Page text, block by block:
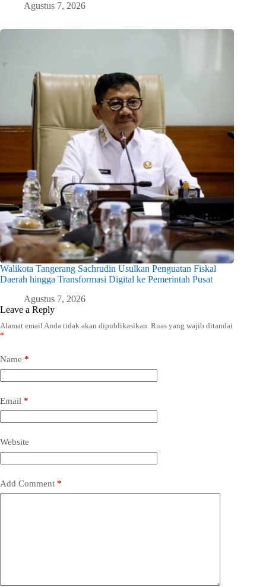
Agustus 7, 2026
Walikota Tangerang Sachrudin Usulkan Penguatan Fiskal
Daerah hingga Transformasi Digital ke Pemerintah Pusat
Agustus 7, 2026
Leave a Reply
Alamat email Anda tidak akan dipublikasikan. Ruas yang wajib ditandai
*
Name *
Email *
Website
Add Comment *